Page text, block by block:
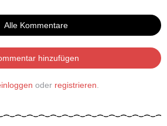
Alle Kommentare
hinzufügen
oder registrieren